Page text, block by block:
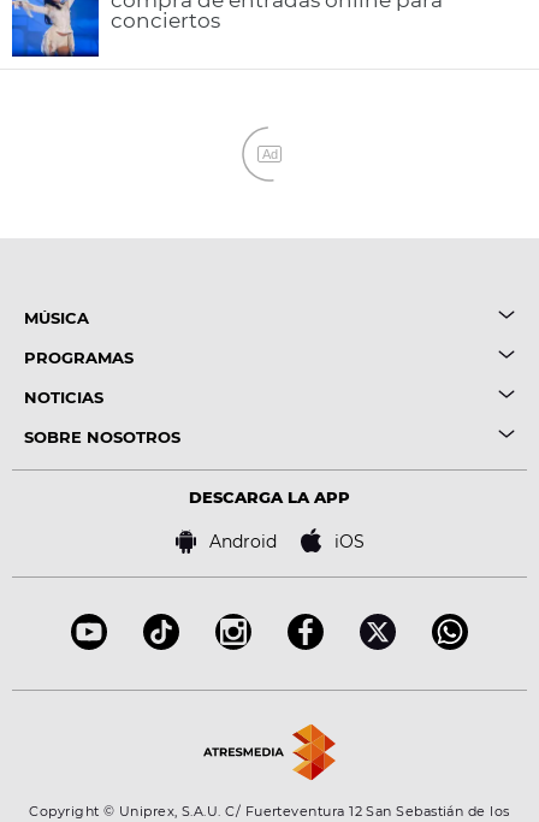
conciertos
Ad
MÚSICA
PROGRAMAS
NOTICIAS
SOBRE NOSOTROS
DESCARGA LA APP
Android iOS
Copyright © Uniprex, S.A.U. C/ Fuerteventura 12 San Sebastián de los